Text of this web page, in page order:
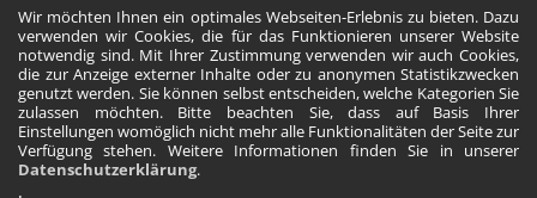
Wir möchten Ihnen ein optimales Webseiten-Erlebnis zu bieten. Dazu
verwenden wir Cookies, die für das Funktionieren unserer Website
notwendig sind. Mit Ihrer Zustimmung verwenden wir auch Cookies,
die zur Anzeige externer Inhalte oder zu anonymen Statistikzwecken
genutzt werden. Sie können selbst entscheiden, welche Kategorien Sie
zulassen möchten. Bitte beachten Sie, dass auf Basis Ihrer
Einstellungen womöglich nicht mehr alle Funktionalitäten der Seite zur
Verfügung stehen. Weitere Informationen finden Sie in unserer
Datenschutzerklärung.